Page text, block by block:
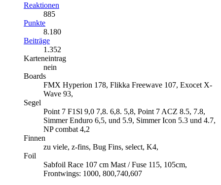
Reaktionen
885
Punkte
8.180
Beiträge
1.352
Karteneintrag
nein
Boards
FMX Hyperion 178, Flikka Freewave 107, Exocet X-
Wave 93,
Segel
Point 7 F1Sl 9,0 7,8. 6,8. 5,8, Point 7 ACZ 8.5, 7.8,
Simmer Enduro 6,5, und 5.9, Simmer Icon 5.3 und 4.7,
NP combat 4,2
Finnen
zu viele, z-fins, Bug Fins, select, K4,
Foil
Sabfoil Race 107 cm Mast / Fuse 115, 105cm,
Frontwings: 1000, 800,740,607